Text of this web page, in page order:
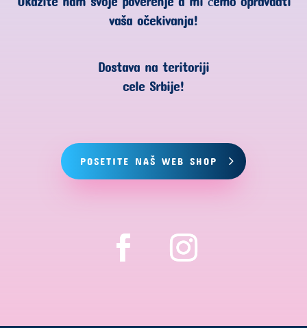
vaša očekivanja!
Dostava na teritoriji
cele Srbije!
POSETITE NAŠ WEB SHOP